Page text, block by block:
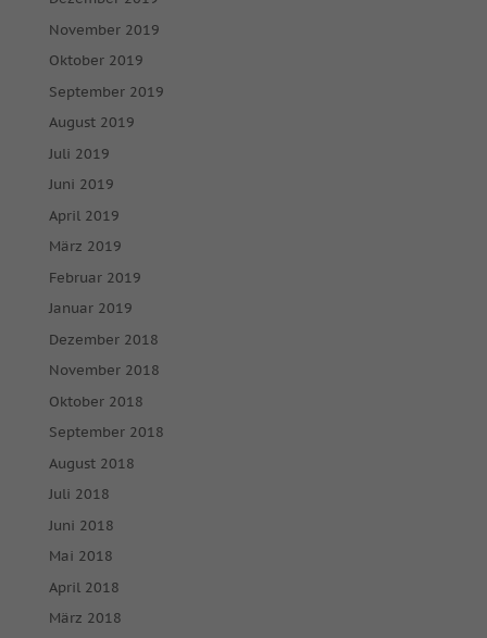
November 2019
Oktober 2019
September 2019
August 2019
Juli 2019
Juni 2019
April 2019
März 2019
Februar 2019
Januar 2019
Dezember 2018
November 2018
Oktober 2018
September 2018
August 2018
Juli 2018
Juni 2018
Mai 2018
April 2018
März 2018